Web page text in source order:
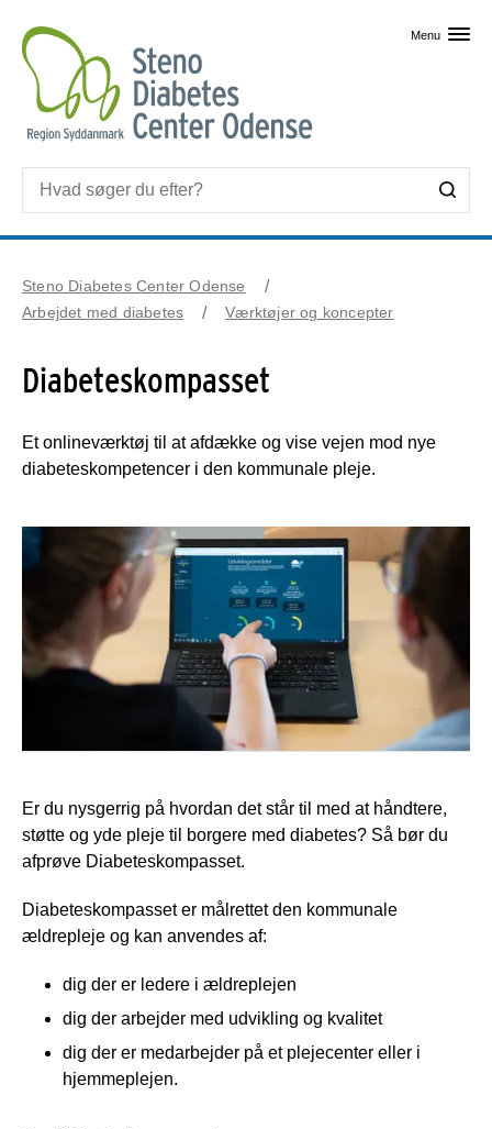
Menu
Steno Diabetes Center Odense
Arbejdet med diabetes
Værktøjer og koncepter
Diabeteskompasset
Et onlineværktøj til at afdække og vise vejen mod nye
diabeteskompetencer i den kommunale pleje.
Er du nysgerrig på hvordan det står til med at håndtere,
støtte og yde pleje til borgere med diabetes? Så bør du
afprøve Diabeteskompasset.
Diabeteskompasset er målrettet den kommunale
ældrepleje og kan anvendes af:
dig der er ledere i ældreplejen
dig der arbejder med udvikling og kvalitet
dig der er medarbejder på et plejecenter eller i
hjemmeplejen.